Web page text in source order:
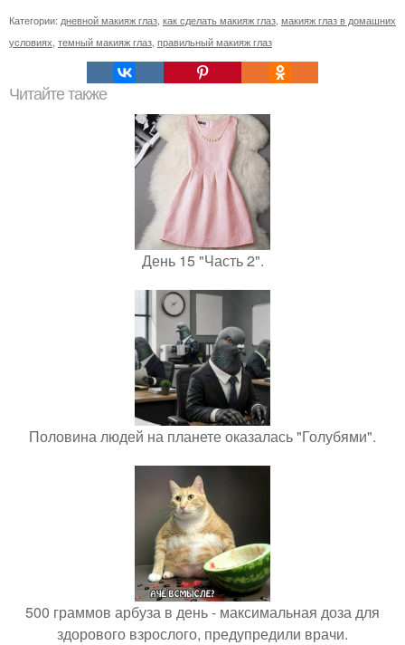
Категории: дневной макияж глаз как сделать макияж глаз макияж глаз в домашних
условиях темный макияж глаз правильный макияж глаз
Читайте также
День 15 "Часть 2".
Половина людей на планете оказалась "Голубями".
500 граммов арбуза в день - максимальная доза для
здорового взрослого, предупредили врачи.